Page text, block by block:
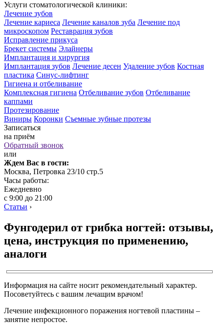
Услуги стоматологической клиники:
Лечение зубов
Лечение кариеса Лечение каналов зуба Лечение под
микроскопом Реставрация зубов
Исправление прикуса
Брекет системы Элайнеры
Имплантация и хирургия
Имплантация зубов Лечение десен Удаление зубов Костная
пластика Синус-лифтинг
Гигиена и отбеливание
Комплексная гигиена Отбеливание зубов Отбеливание
каппами
Протезирование
Виниры Коронки Съемные зубные протезы
Записаться
на приём
Обратный звонок
или
Ждем Вас в гости:
Москва, Петровка 23/10 стр.5
Часы работы:
Ежедневно
с 9:00 до 21:00
Статьи ›
Фунгодерил от грибка ногтей: отзывы,
цена, инструкция по применению,
аналоги
Информация на сайте носит рекомендательный характер.
Посоветуйтесь с вашим лечащим врачом!
Лечение инфекционного поражения ногтевой пластины –
занятие непростое.